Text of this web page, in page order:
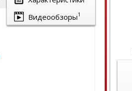
Видеообзоры1